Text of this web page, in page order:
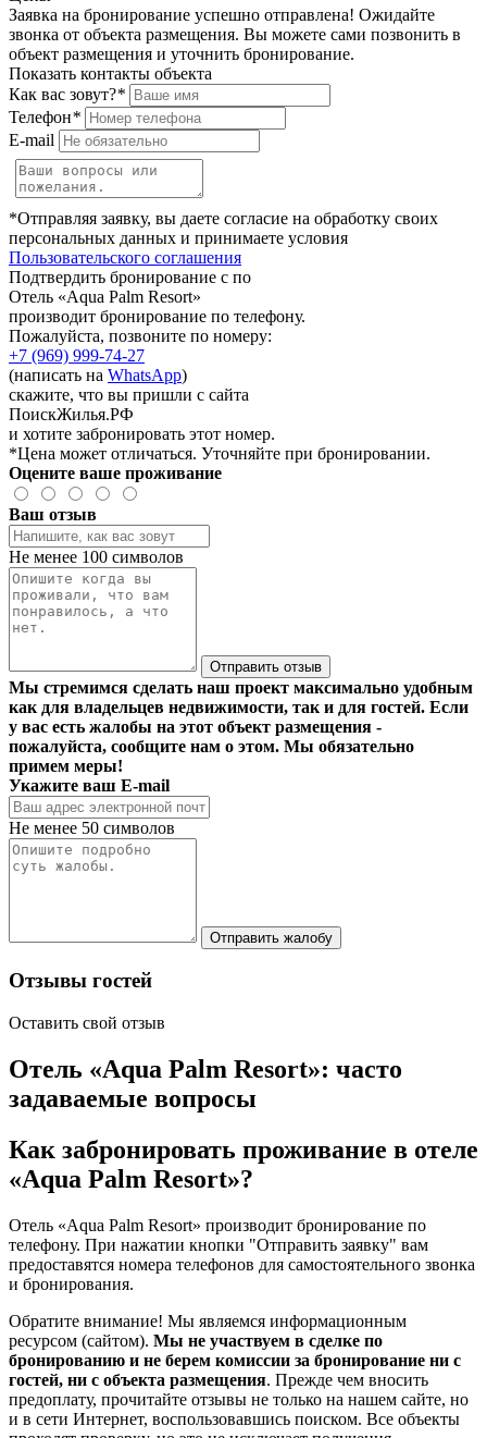
Заявка на бронирование успешно отправлена! Ожидайте
звонка от объекта размещения. Вы можете сами позвонить в
объект размещения и уточнить бронирование.
Показать контакты объекта
Как вас зовут?*
Телефон*
E-mail
*Отправляя заявку, вы даете согласие на обработку своих
персональных данных и принимаете условия
Пользовательского соглашения
Подтвердить бронирование с по
Отель «Aqua Palm Resort»
производит бронирование по телефону.
Пожалуйста, позвоните по номеру:
+7 (969) 999-74-27
(написать на WhatsApp)
скажите, что вы пришли с сайта
ПоискЖилья.РФ
и хотите забронировать этот номер.
*Цена может отличаться. Уточняйте при бронировании.
Оцените ваше проживание
Ваш отзыв
Не менее 100 символов
Отправить отзыв
Мы стремимся сделать наш проект максимально удобным
как для владельцев недвижимости, так и для гостей. Если
у вас есть жалобы на этот объект размещения -
пожалуйста, сообщите нам о этом. Мы обязательно
примем меры!
Укажите ваш E-mail
Не менее 50 символов
Отправить жалобу
Отзывы гостей
Оставить свой отзыв
Отель «Aqua Palm Resort»: часто
задаваемые вопросы
Как забронировать проживание в отеле
«Aqua Palm Resort»?
Отель «Aqua Palm Resort» производит бронирование по
телефону. При нажатии кнопки "Отправить заявку" вам
предоставятся номера телефонов для самостоятельного звонка
и бронирования.
Обратите внимание! Мы являемся информационным
ресурсом (сайтом). Мы не участвуем в сделке по
бронированию и не берем комиссии за бронирование ни с
гостей, ни с объекта размещения. Прежде чем вносить
предоплату, прочитайте отзывы не только на нашем сайте, но
и в сети Интернет, воспользовавшись поиском. Все объекты